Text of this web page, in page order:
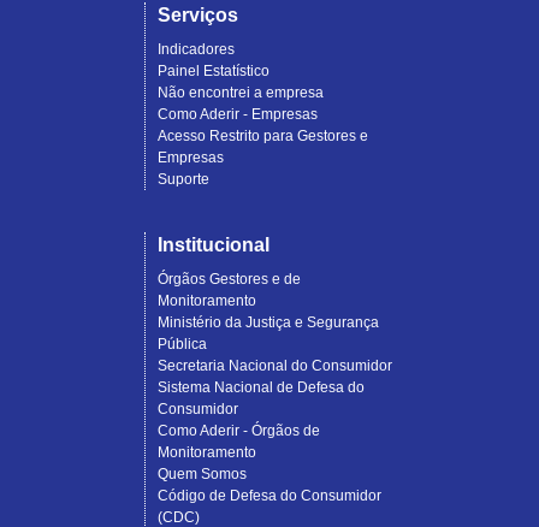
Serviços
Indicadores
Painel Estatístico
Não encontrei a empresa
Como Aderir - Empresas
Acesso Restrito para Gestores e
Empresas
Suporte
Institucional
Órgãos Gestores e de
Monitoramento
Ministério da Justiça e Segurança
Pública
Secretaria Nacional do Consumidor
Sistema Nacional de Defesa do
Consumidor
Como Aderir - Órgãos de
Monitoramento
Quem Somos
Código de Defesa do Consumidor
(CDC)